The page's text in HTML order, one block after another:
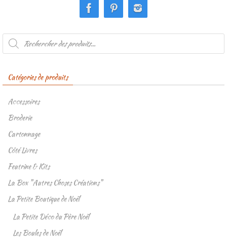
Recherche
produits
Catégories de produits
Accessoires
Broderie
Cartonnage
Côté Livres
Feutrine & Kits
La Box "Autres Choses Créations"
La Petite Boutique de Noël
La Petite Déco du Père Noël
Les Boules de Noël